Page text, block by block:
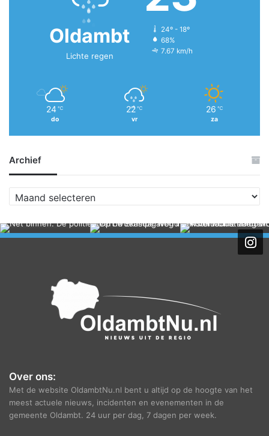
Oldambt
Lichte regen
24º - 18º
68%
7.67 km/h
24 ℃
do
22 ℃
vr
26 ℃
za
Archief
r
h
Over ons:
Met de website OldambtNu.nl bent u altijd op de hoogte van het
meest actuele nieuws, incidenten en evenementen in de
gemeente Oldambt. 24 uur per dag, 7 dagen per week.